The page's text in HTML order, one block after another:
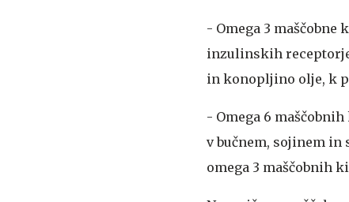
- Omega 3
inzulinskih
in konopljino olje, k
- Omega 6
v bučnem, sojinem in
omega 3 maščobnih